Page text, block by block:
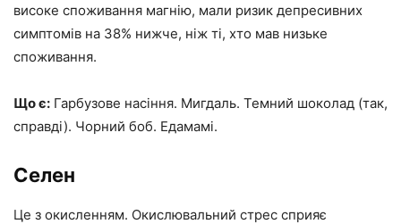
високе споживання магнію, мали ризик депресивних
симптомів на 38% нижче, ніж ті, хто мав низьке
споживання.
Що є: Гарбузове насіння. Мигдаль. Темний шоколад (так,
справді). Чорний боб. Едамамі.
Селен
Це з окисленням. Окислювальний стрес сприяє